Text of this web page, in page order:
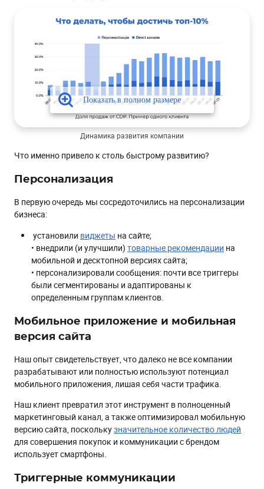
Динамика развития компании
Что именно привело к столь быстрому развитию?
Персонализация
В первую очередь мы сосредоточились на персонализации
бизнеса:
установили виджеты на сайте;
• внедрили (и улучшили) товарные рекомендации на
мобильной и десктопной версиях сайта;
• персонализировали сообщения: почти все триггеры
были сегментированы и адаптированы к
определенным группам клиентов.
Мобильное приложение и мобильная
версия сайта
Наш опыт свидетельствует, что далеко не все компании
разрабатывают или полностью используют потенциал
мобильного приложения, лишая себя части трафика.
Наш клиент превратил этот инструмент в полноценный
маркетинговый канал, а также оптимизировал мобильную
версию сайта, посколькузначительное количество людей
для совершения покупок и коммуникации с брендом
использует смартфоны.
Триггерные коммуникации